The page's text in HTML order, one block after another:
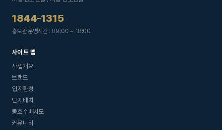
1844-1315
홍보관 운영시간 : 09:00 ~ 18:00
사이트 맵
사업개요
브랜드
입지환경
단지배치
동호수배치도
커뮤니티